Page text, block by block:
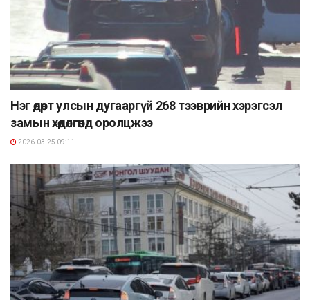
Нэг өдөрт улсын дугааргүй 268 тээврийн хэрэгсэл
замын хөдөлгөөнд оролцжээ
2026-03-25 09:11